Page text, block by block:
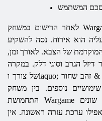
המשתמש
לאחר הרישום במשחק
הוא אירוח. נסה להשקיע
של הצבא. לאורך זמן,
הגרב וסוגי דלק. במקרה
של צורך וlaquo; זהב שחור & raquo; הפך לכסף. מטבעות שימושית
נוספים. בין משחק
Wargame שונים
ערכת עזרה ראשונה. אין